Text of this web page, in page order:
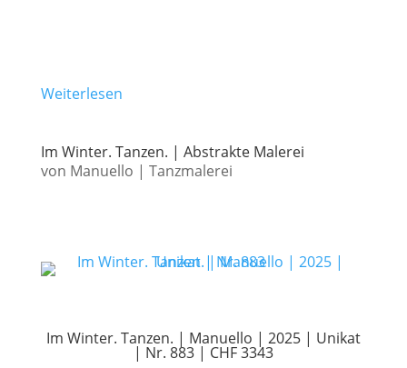
Weiterlesen
Im Winter. Tanzen. | Abstrakte Malerei
von Manuello | Tanzmalerei
Im Winter. Tanzen. | Manuello | 2025 | Unikat
| Nr. 883 | CHF 3343